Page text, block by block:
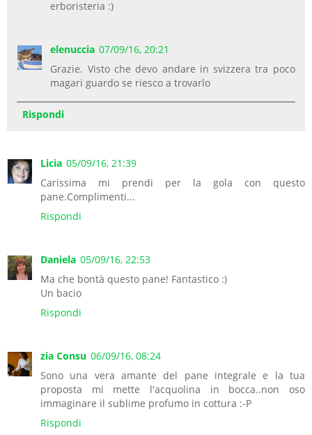
erboristeria :)
elenuccia 07/09/16, 20:21
Grazie. Visto che devo andare in svizzera tra poco
magari guardo se riesco a trovarlo
Rispondi
Licia 05/09/16, 21:39
Carissima mi prendi per la gola con questo
pane.Complimenti...
Rispondi
Daniela 05/09/16, 22:53
Ma che bontà questo pane! Fantastico :)
Un bacio
Rispondi
zia Consu 06/09/16, 08:24
Sono una vera amante del pane integrale e la tua
proposta mi mette l'acquolina in bocca..non oso
immaginare il sublime profumo in cottura :-P
Rispondi